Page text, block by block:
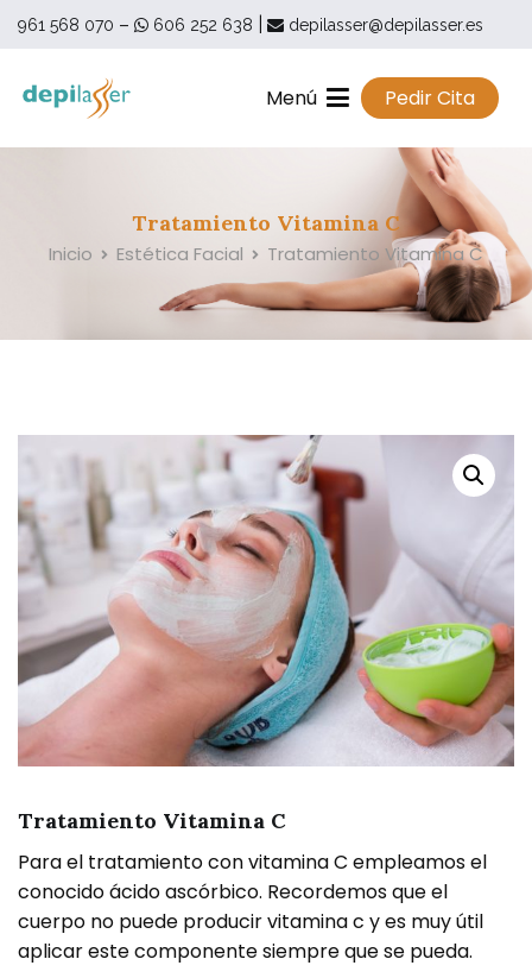
Saltar
961 568 070 – 606 252 638 depilasser@depilasser.es
Menú Pedir Cita
Tratamiento Vitamina C
Inicio Estética Facial Tratamiento Vitamina C
Tratamiento Vitamina C
Para el tratamiento con vitamina C empleamos el
conocido ácido ascórbico. Recordemos que el
cuerpo no puede producir vitamina c y es muy útil
aplicar este componente siempre que se pueda.